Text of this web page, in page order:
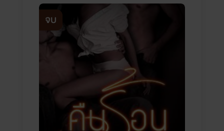
จบ